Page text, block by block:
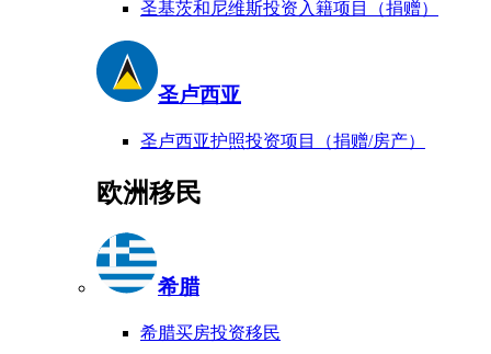
圣基茨和尼维斯投资入籍项目（捐赠）
圣卢西亚
圣卢西亚护照投资项目（捐赠/房产）
欧洲移民
希腊
希腊买房投资移民